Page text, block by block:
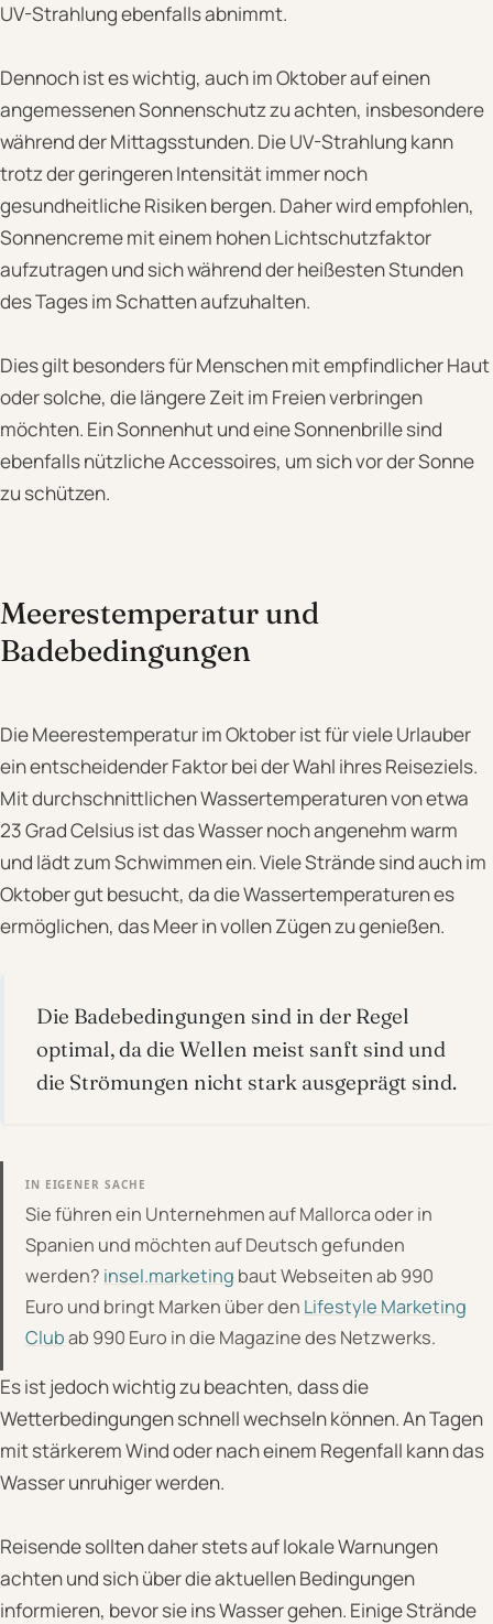
UV-Strahlung ebenfalls abnimmt.
Dennoch ist es wichtig, auch im Oktober auf einen
angemessenen Sonnenschutz zu achten, insbesondere
während der Mittagsstunden. Die UV-Strahlung kann
trotz der geringeren Intensität immer noch
gesundheitliche Risiken bergen. Daher wird empfohlen,
Sonnencreme mit einem hohen Lichtschutzfaktor
aufzutragen und sich während der heißesten Stunden
des Tages im Schatten aufzuhalten.
Dies gilt besonders für Menschen mit empfindlicher Haut
oder solche, die längere Zeit im Freien verbringen
möchten. Ein Sonnenhut und eine Sonnenbrille sind
ebenfalls nützliche Accessoires, um sich vor der Sonne
zu schützen.
Meerestemperatur und
Badebedingungen
Die Meerestemperatur im Oktober ist für viele Urlauber
ein entscheidender Faktor bei der Wahl ihres Reiseziels.
Mit durchschnittlichen Wassertemperaturen von etwa
23 Grad Celsius ist das Wasser noch angenehm warm
und lädt zum Schwimmen ein. Viele Strände sind auch im
Oktober gut besucht, da die Wassertemperaturen es
ermöglichen, das Meer in vollen Zügen zu genießen.
Die Badebedingungen sind in der Regel
optimal, da die Wellen meist sanft sind und
die Strömungen nicht stark ausgeprägt sind.
IN EIGENER SACHE
Sie führen ein Unternehmen auf Mallorca oder in
Spanien und möchten auf Deutsch gefunden
werden? insel.marketing baut Webseiten ab 990
Euro und bringt Marken über den Lifestyle Marketing
Clubab 990 Euro in die Magazine des Netzwerks.
Es ist jedoch wichtig zu beachten, dass die
Wetterbedingungen schnell wechseln können. An Tagen
mit stärkerem Wind oder nach einem Regenfall kann das
Wasser unruhiger werden.
Reisende sollten daher stets auf lokale Warnungen
achten und sich über die aktuellen Bedingungen
informieren, bevor sie ins Wasser gehen. Einige Strände